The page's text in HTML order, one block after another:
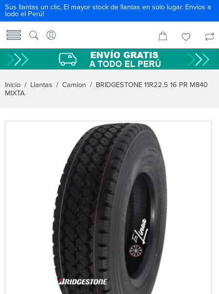
Sus llantas un clic, El mayor stock de llantas en solo lugar. Envíos a
todo el Perú!
Inicio / Llantas / Camion / BRIDGESTONE 11R22.5 16 PR M840
MIXTA